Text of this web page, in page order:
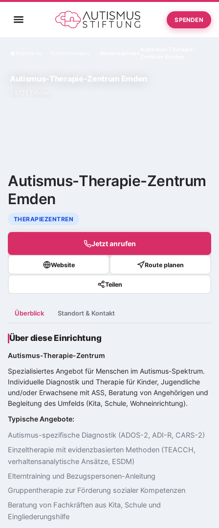
SPENDEN
Autismus-Therapie-Zentrum Emden
Autismus-Therapie-Zentrum
Emden
THERAPIEZENTREN
Jetzt anrufen
Website Route planen
Teilen
Überblick Standort & Kontakt
Über diese Einrichtung
Autismus-Therapie-Zentrum
Spezialisiertes Angebot für Menschen im Autismus-Spektrum.
Individuelle Diagnostik und Therapie für Kinder, Jugendliche
und/oder Erwachsene mit ASS, Beratung von Angehörigen und
Begleitung des Umfelds (Kita, Schule, Wohneinrichtung).
Typische Angebote:
Autismus-spezifische Diagnostik (ADOS-2, ADI-R, CARS-2)
Einzeltherapie mit evidenzbasierten Methoden (TEACCH,
verhaltensanalytische Ansätze, ESDM)
Elterntraining und Bezugspersonen-Anleitung
Gruppentherapie zur Förderung sozialer Kompetenzen
Beratung von Fachkräften aus Kita, Schule und
Eingliederungshilfe